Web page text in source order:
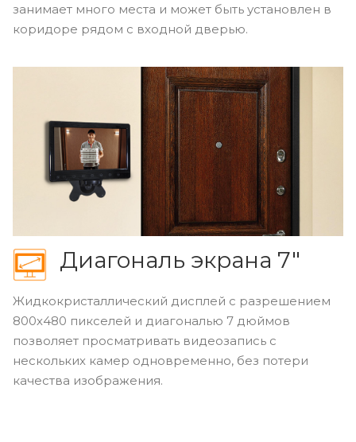
занимает много места и может быть установлен в
коридоре рядом с входной дверью.
Диагональ экрана 7"
Жидкокристаллический дисплей с разрешением
800х480 пикселей и диагональю 7 дюймов
позволяет просматривать видеозапись с
нескольких камер одновременно, без потери
качества изображения.